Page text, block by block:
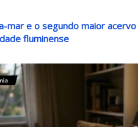
mar e o segundo maior
fluminense